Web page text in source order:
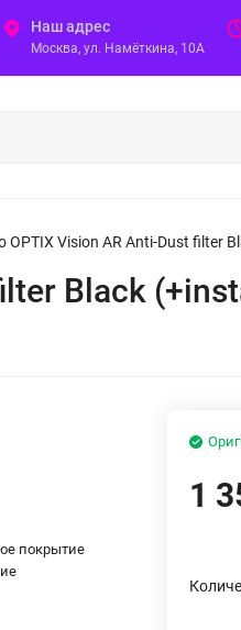
Наш адрес
Москва, ул. Намёткина, 10А
OPTIX Vision AR Anti-Dust filter
Black
покрытие
1